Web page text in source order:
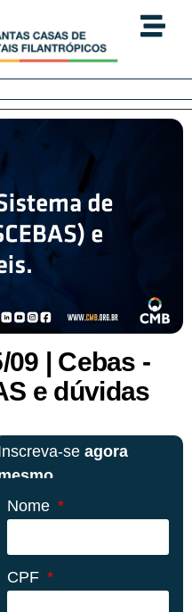
09 | Cebas -
e dúvidas
seagora
Nome
CPF